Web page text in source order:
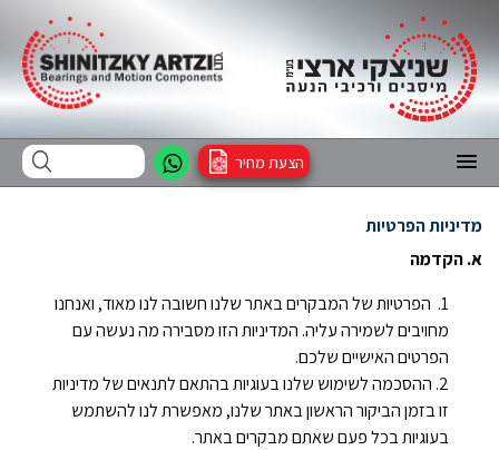
הצעת מחיר
מדיניות הפרטיות
א. הקדמה
הפרטיות של המבקרים באתר שלנו חשובה לנו מאוד, ואנחנו
מחויבים לשמירה עליה. המדיניות הזו מסבירה מה נעשה עם
הפרטים האישיים שלכם.
ההסכמה לשימוש שלנו בעוגיות בהתאם לתנאים של מדיניות
זו בזמן הביקור הראשון באתר שלנו, מאפשרת לנו להשתמש
בעוגיות בכל פעם שאתם מבקרים באתר.